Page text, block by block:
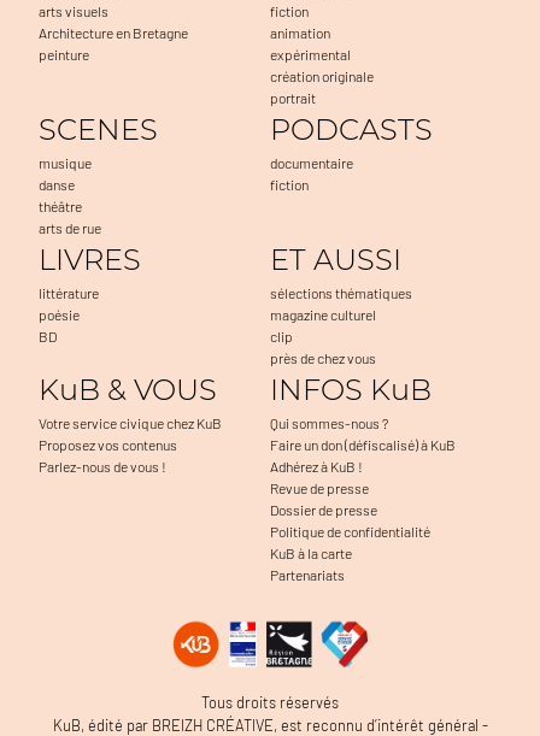
arts visuels
Architecture en Bretagne
peinture
fiction
animation
expérimental
création originale
portrait
SCENES
musique
danse
théâtre
arts de rue
PODCASTS
documentaire
fiction
LIVRES
littérature
poésie
BD
ET AUSSI
sélections thématiques
magazine culturel
clip
près de chez vous
KuB & VOUS
Votre service civique chez KuB
Proposez vos contenus
Parlez-nous de vous !
INFOS KuB
Qui sommes-nous ?
Faire un don (défiscalisé) à KuB
Adhérez à KuB !
Revue de presse
Dossier de presse
Politique de confidentialité
KuB à la carte
Partenariats
Tous droits réservés
KuB, édité par BREIZH CRÉATIVE, est reconnu d’intérêt général -